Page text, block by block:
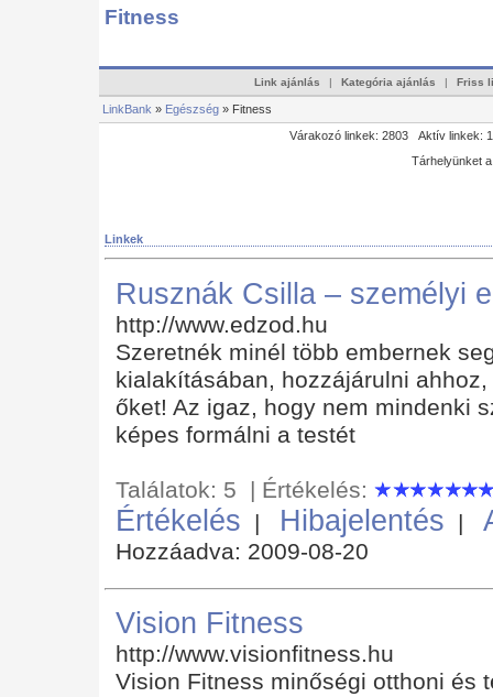
Fitness
Link ajánlás | Kategória ajánlás | Friss
LinkBank » Egészség » Fitness
Várakozó linkek: 2803 Aktív linkek:
Tárhelyünket
Linkek
Rusznák Csilla – személyi
http://www.edzod.hu
Szeretnék minél több embernek
kialakításában, hozzájárulni
őket! Az igaz, hogy nem mindenki
képes formálni a testét
Találatok: 5 | Értékelés:
Értékelés | Hibajelentés |
Hozzáadva: 2009-08-20
Vision Fitness
http://www.visionfitness.hu
Vision Fitness minőségi otthoni és